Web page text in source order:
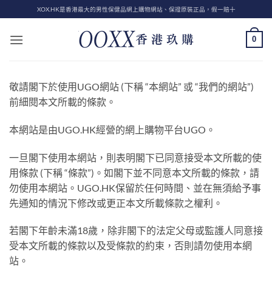
to
content
XOX.HK是香港最大的男性保健品網上購物網站、保證原裝正品，假一賠十
0
敬請閣下於使用UGO網站 (下稱 “本網站” 或 “我們的網站”)
前細閱本文所載的條款。
本網站是由UGO.HK經營的網上購物平台UGO。
一旦閣下使用本網站，則表明閣下已同意接受本文所載的使
用條款 (下稱 “條款”)。如閣下並不同意本文所載的條款，請
勿使用本網站。UGO.HK保留於任何時間、並在無須給予事
先通知的情況下修改或更正本文所載條款之權利。
若閣下年齡未滿18歲，除非閣下的法定父母或監護人同意接
受本文所載的條款以及受條款的約束，否則請勿使用本網
站。